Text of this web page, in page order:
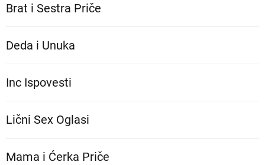
Brat i Sestra Priče
Deda i Unuka
Inc Ispovesti
Lični Sex Oglasi
Mama i Ćerka Priče